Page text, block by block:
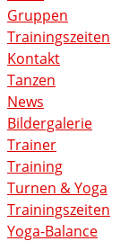
Gruppen
Trainingszeiten
Kontakt
Tanzen
News
Bildergalerie
Trainer
Training
Turnen & Yoga
Trainingszeiten
Yoga-Balance